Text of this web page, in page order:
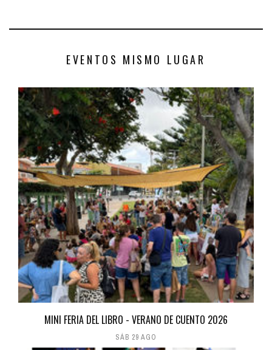
EVENTOS MISMO LUGAR
MINI FERIA DEL LIBRO - VERANO DE CUENTO 2026
SÁB 29 AGO